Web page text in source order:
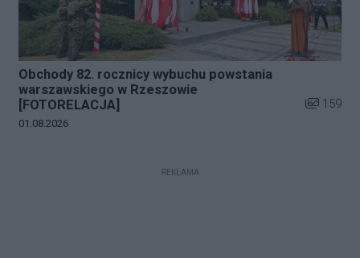
Obchody 82. rocznicy wybuchu powstania
warszawskiego w Rzeszowie
[FOTORELACJA]
Liczba
159
Data dodania galerii:
01.08.2026
REKLAMA